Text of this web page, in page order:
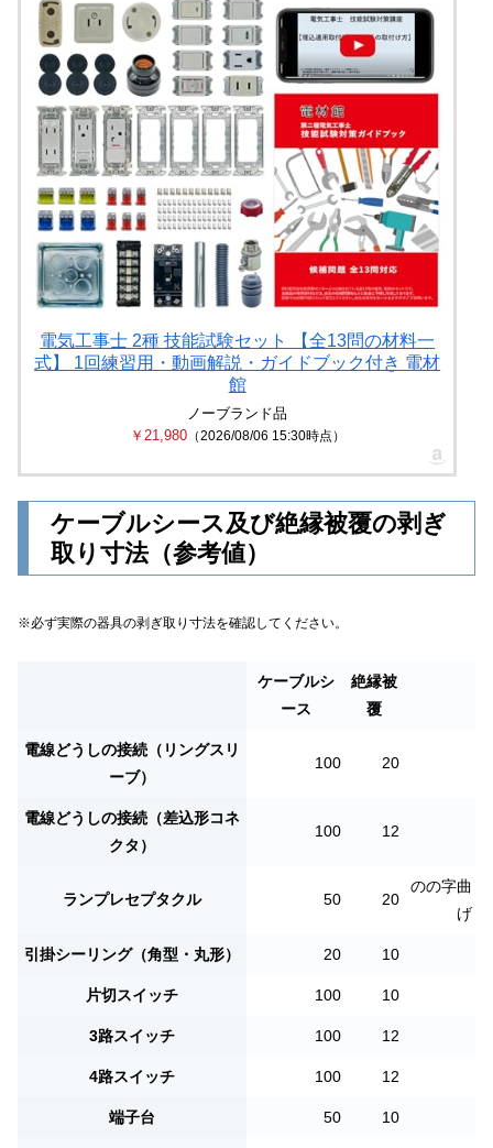
電気工事士 2種 技能試験セット 【全13問の材料一
式】 1回練習用・動画解説・ガイドブック付き 電材
館
ノーブランド品
￥21,980（2026/08/06 15:30時点）
ケーブルシース及び絶縁被覆の剥ぎ
取り寸法（参考値）
※必ず実際の器具の剥ぎ取り寸法を確認してください。
ケーブルシ
ース
絶縁被
覆
電線どうしの接続（リングスリ
ーブ）
100 20
電線どうしの接続（差込形コネ
クタ）
100 12
ランプレセプタクル 50 20
のの字曲
げ
引掛シーリング（角型・丸形） 20 10
片切スイッチ 100 10
3路スイッチ 100 12
4路スイッチ 100 12
端子台 50 10